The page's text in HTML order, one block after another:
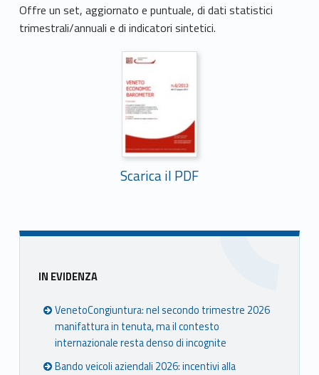
Offre un set, aggiornato e puntuale, di dati statistici
trimestrali/annuali e di indicatori sintetici.
Scarica il PDF
Sidebar
IN EVIDENZA
VenetoCongiuntura: nel secondo trimestre 2026
manifattura in tenuta, ma il contesto
internazionale resta denso di incognite
Bando veicoli aziendali 2026: incentivi alla